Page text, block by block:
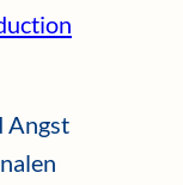
Angst